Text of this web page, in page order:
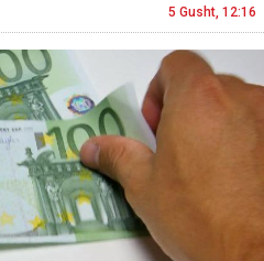
5 Gusht, 12:16